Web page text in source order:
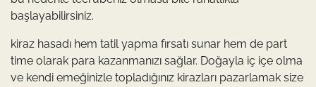
başlayabilirsiniz.
kiraz hasadı hem tatil yapma fırsatı sunar hem de part
time olarak para kazanmanızı sağlar. Doğayla iç içe olma
ve kendi emeğinizle topladığınız kirazları pazarlamak size